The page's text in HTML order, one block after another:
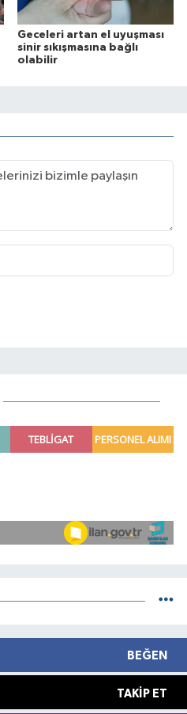
Geceleri artan el uyuşması
sinir sıkışmasına bağlı
olabilir
BEĞEN
TAKIP ET